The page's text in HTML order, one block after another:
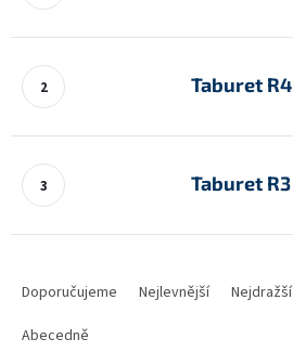
Taburet R4
Taburet R3
Doporučujeme Nejlevnější Nejdražší
Abecedně